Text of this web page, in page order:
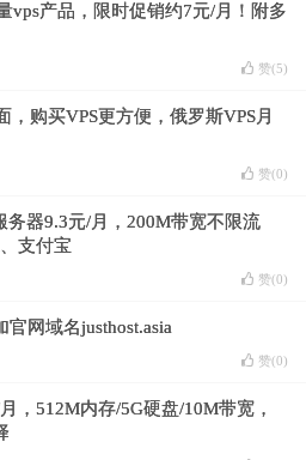
vps产品，限时促销约7元/月！附多
赞(5)
，购买VPS更方便，俄罗斯VPS月
赞(0)
务器9.3元/月，200M带宽不限流
支付宝
赞(0)
网域名justhost.asia
赞(0)
，512M内存/5G硬盘/10M带宽，